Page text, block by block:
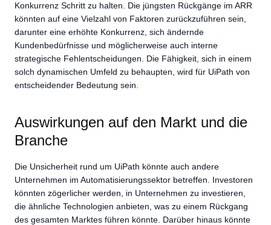
Konkurrenz Schritt zu halten. Die jüngsten Rückgänge im ARR
könnten auf eine Vielzahl von Faktoren zurückzuführen sein,
darunter eine erhöhte Konkurrenz, sich ändernde
Kundenbedürfnisse und möglicherweise auch interne
strategische Fehlentscheidungen. Die Fähigkeit, sich in einem
solch dynamischen Umfeld zu behaupten, wird für UiPath von
entscheidender Bedeutung sein.
Auswirkungen auf den Markt und die
Branche
Die Unsicherheit rund um UiPath könnte auch andere
Unternehmen im Automatisierungssektor betreffen. Investoren
könnten zögerlicher werden, in Unternehmen zu investieren,
die ähnliche Technologien anbieten, was zu einem Rückgang
des gesamten Marktes führen könnte. Darüber hinaus könnte